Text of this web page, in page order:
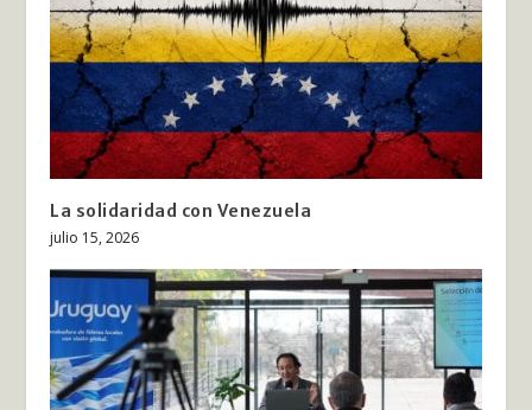
La solidaridad con Venezuela
julio 15, 2026